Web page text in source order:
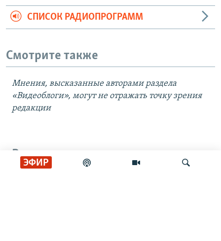
ЭФИР
СПИСОК РАДИОПРОГРАММ
Смотрите также
Мнения, высказанные авторами раздела
«Видеоблоги», могут не отражать точку зрения
редакции
Все видео